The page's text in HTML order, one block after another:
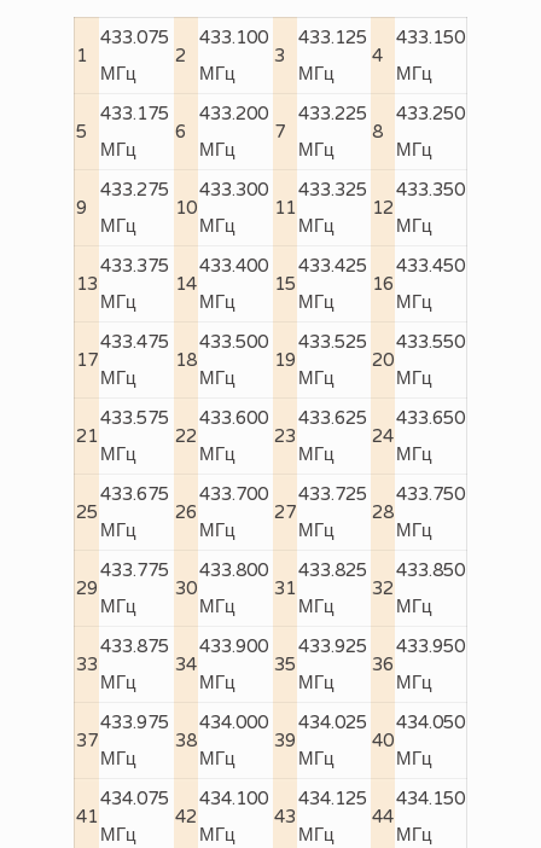
1
433.075
МГц
2
433.100
МГц
3
433.125
МГц
4
433.150
МГц
5
433.175
МГц
6
433.200
МГц
7
433.225
МГц
8
433.250
МГц
9
433.275
МГц
10
433.300
МГц
11
433.325
МГц
12
433.350
МГц
13
433.375
МГц
14
433.400
МГц
15
433.425
МГц
16
433.450
МГц
17
433.475
МГц
18
433.500
МГц
19
433.525
МГц
20
433.550
МГц
21
433.575
МГц
22
433.600
МГц
23
433.625
МГц
24
433.650
МГц
25
433.675
МГц
26
433.700
МГц
27
433.725
МГц
28
433.750
МГц
29
433.775
МГц
30
433.800
МГц
31
433.825
МГц
32
433.850
МГц
33
433.875
МГц
34
433.900
МГц
35
433.925
МГц
36
433.950
МГц
37
433.975
МГц
38
434.000
МГц
39
434.025
МГц
40
434.050
МГц
41
434.075
МГц
42
434.100
МГц
43
434.125
МГц
44
434.150
МГц